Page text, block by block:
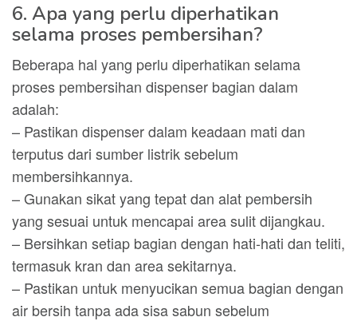
6. Apa yang perlu diperhatikan
selama proses pembersihan?
Beberapa hal yang perlu diperhatikan selama
proses pembersihan dispenser bagian dalam
adalah:
– Pastikan dispenser dalam keadaan mati dan
terputus dari sumber listrik sebelum
membersihkannya.
– Gunakan sikat yang tepat dan alat pembersih
yang sesuai untuk mencapai area sulit dijangkau.
– Bersihkan setiap bagian dengan hati-hati dan teliti,
termasuk kran dan area sekitarnya.
– Pastikan untuk menyucikan semua bagian dengan
air bersih tanpa ada sisa sabun sebelum